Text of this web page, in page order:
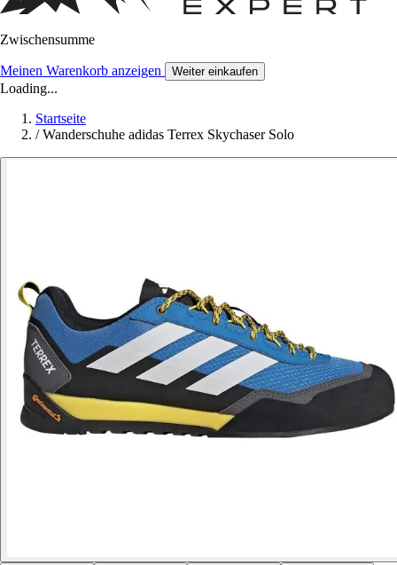
Zwischensumme
Meinen Warenkorb anzeigen Weiter einkaufen
Loading...
Startseite
/ Wanderschuhe adidas Terrex Skychaser Solo